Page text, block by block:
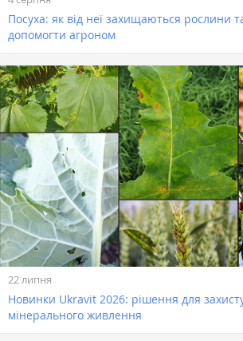
Посуха: як від неї захищаються рослини
допомогти агроном
22 липня
Новинки Ukravit 2026: рішення для захисту
мінерального живлення